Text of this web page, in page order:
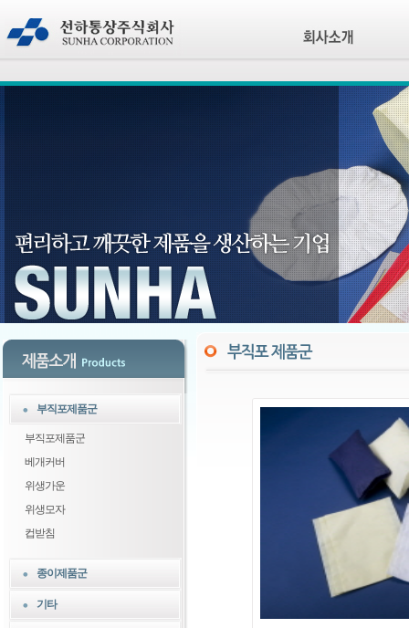
부직포제품군
부직포제품군
베개커버
위생가운
위생모자
컵받침
종이제품군
기타